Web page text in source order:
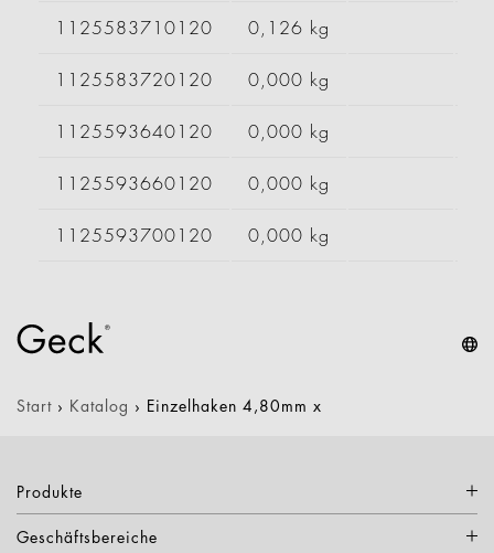
1125583710120 0,126 kg
1125583720120 0,000 kg
1125593640120 0,000 kg
1125593660120 0,000 kg
1125593700120 0,000 kg
Start › Katalog › Einzelhaken 4,80mm x
Produkte
Geschäftsbereiche